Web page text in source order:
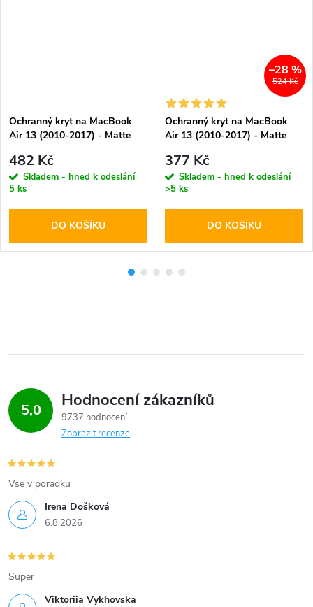
Ochranný kryt na MacBook
Air 13 (2010-2017) - Matte
482 Kč
Skladem - hned k odeslání
5 ks
DO KOŠÍKU
524 Kč
–28 %
Ochranný kryt na MacBook
Air 13 (2010-2017) - Matte
377 Kč
Skladem - hned k odeslání
>5 ks
DO KOŠÍKU
5,0 Hodnocení zákazníků
9737 hodnocení
Zobrazit recenze
Irena Došková
6.8.2026
Vse v poradku
Viktoriia Vykhovska
Super